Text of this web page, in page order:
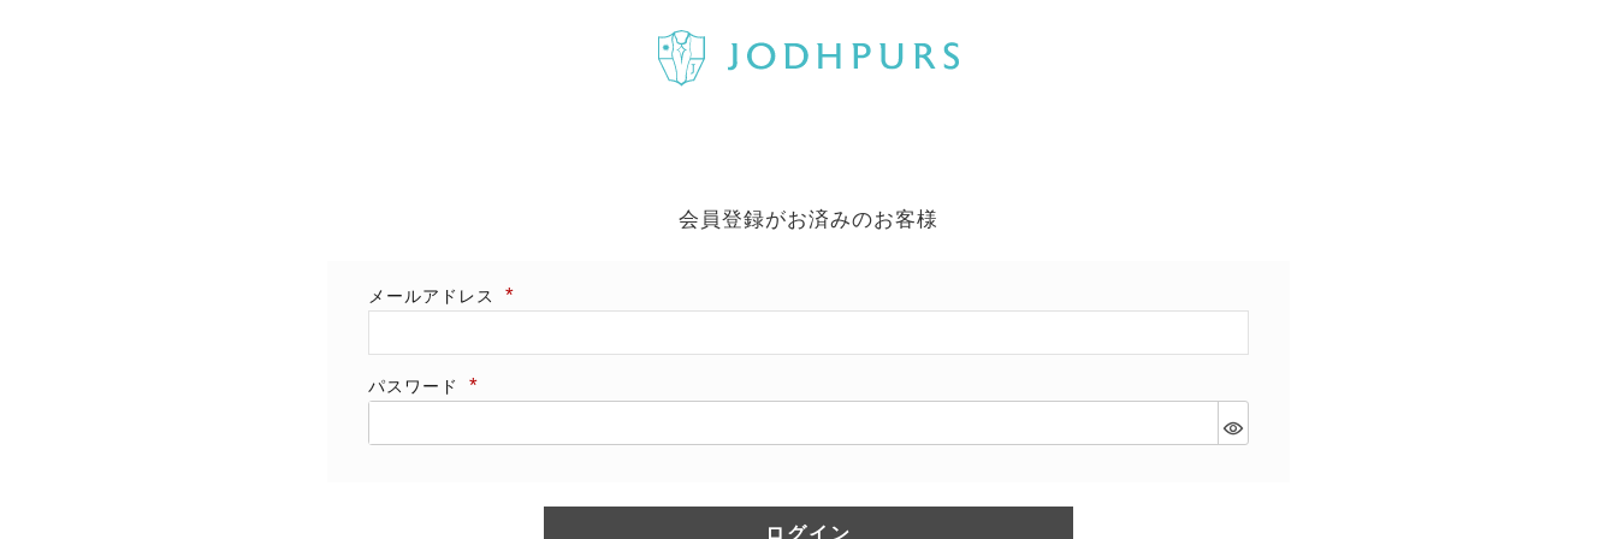
会員登録がお済みのお客様
メールアドレス
パスワード
ログイン